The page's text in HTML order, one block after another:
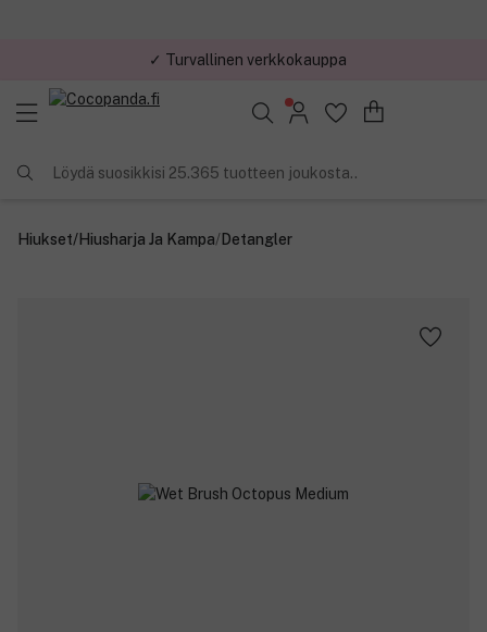
✓ Turvallinen verkkokauppa
✓ Kilpailukykyiset hinnat
Löydä suosikkisi 25.365 tuotteen joukosta..
Hiukset/Hiusharja Ja Kampa/Detangler